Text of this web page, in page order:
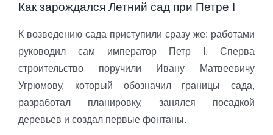
Как зарождался Летний сад при Петре I
К возведению сада приступили сразу же: работами
руководил сам император Петр I. Сперва
строительство поручили Ивану Матвеевичу
Угрюмову, который обозначил границы сада,
разработал планировку, занялся посадкой
деревьев и создал первые фонтаны.